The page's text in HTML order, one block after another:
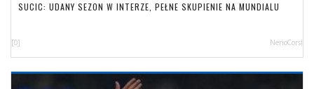
SUCIC: UDANY SEZON W INTERZE, PEŁNE SKUPIENIE NA MUNDIALU
[0] NerioCorsi